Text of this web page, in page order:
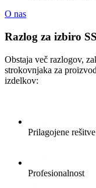
O nas
Razlog za izbiro
Obstaja več razlogov,
strokovnjaka za
izdelkov:
Prilagojene rešitve
Profesionalnost